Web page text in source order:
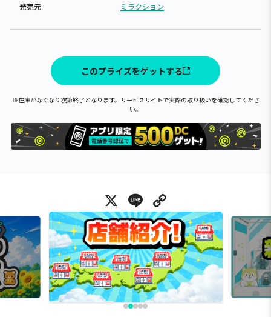
発売元 ミラクション
このプライズをゲットする
※在庫がなくなり次第終了となります。サービスサイトで実際の取り扱いを確認してくださ
い。
X Line